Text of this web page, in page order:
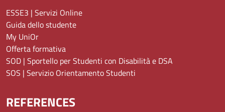
ESSE3 | Servizi Online
Guida dello studente
My UniOr
Offerta formativa
SOD | Sportello per Studenti con Disabilità e DSA
SOS | Servizio Orientamento Studenti
REFERENCES